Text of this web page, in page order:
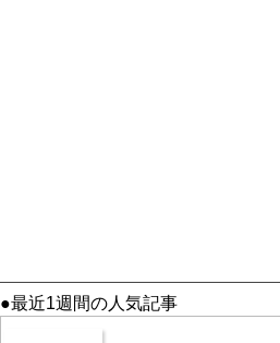
●最近1週間の人気記事